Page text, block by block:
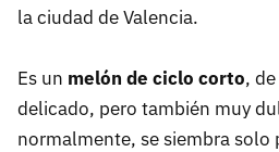
la ciudad de Valencia.
Es un melón de ciclo corto,
delicado, pero también muy
normalmente, se siembra solo